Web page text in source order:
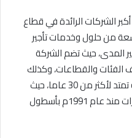
الشركات الرائدة في قطاع
من حلول وخدمات تأجير
المدى، حيث تضم الشركة
والقطاعات، وكذلك
الأفراد، وتتمتع الشركة بخبرات تراكمية تمتد لأكثر من 30 عاما، حيث
انطلقت أعمالها في مجال تأجير السيارات منذ عام 1991م بأسطول